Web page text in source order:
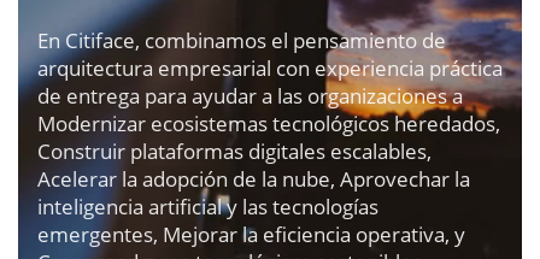
En Citiface, combinamos el pensamiento de
arquitectura empresarial con experiencia práctica
de entrega para ayudar a las organizaciones a
Modernizar ecosistemas tecnológicos heredados,
Construir plataformas digitales escalables,
Acelerar la adopción de la nube, Aprovechar la
inteligencia artificial y las tecnologías
emergentes, Mejorar la eficiencia operativa, y